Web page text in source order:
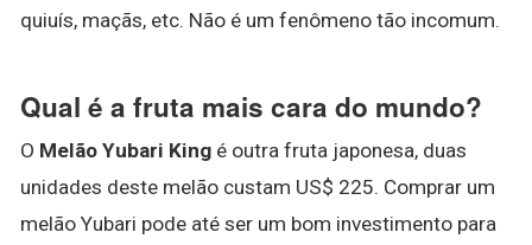
quiuís, maçãs, etc. Não é um fenômeno tão incomum.
Qual é a fruta mais cara do mundo?
O Melão Yubari King é outra fruta japonesa, duas
unidades deste melão custam US$ 225. Comprar um
melão Yubari pode até ser um bom investimento para